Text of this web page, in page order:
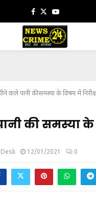
Facebook
TwitterYoutube
वाले पानी की समस्या के विषय में
की समस्या
12/01/2021 0